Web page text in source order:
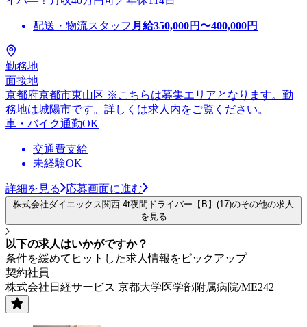
配送・物流スタッフ 月給350,000円〜400,000円
勤務地
面接地
京都府京都市東山区 ※こちらは募集エリアとなります。勤
務地は城陽市です。詳しくは求人内をご覧ください。
車・バイク通勤OK
交通費支給
未経験OK
詳細を見る 応募画面に進む
株式会社ダイエックス関西 4t夜間ドライバー【B】(17)のその他の求人
を見る
以下の求人はいかがですか？
条件を緩めてヒットした求人情報をピックアップ
契約社員
株式会社日経サービス 京都大学医学部附属病院/ME242